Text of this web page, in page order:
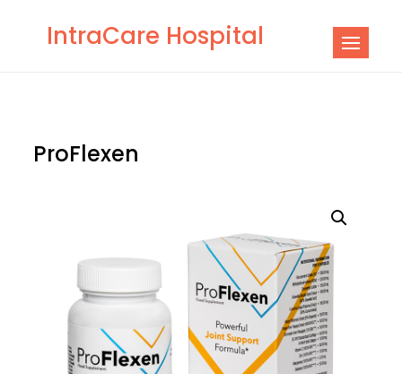
IntraCare Hospital
ProFlexen